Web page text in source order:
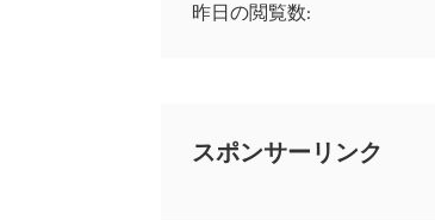
昨日の閲覧数:
スポンサーリンク